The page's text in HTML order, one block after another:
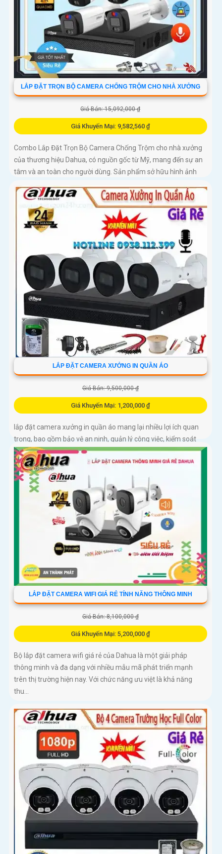
LẮP ĐẶT TRỌN BỘ CAMERA CHỐNG TRỘM CHO NHÀ XƯỞNG
Giá Bán: 15,092,000 ₫
Giá Khuyến Mại: 9,582,560 ₫
Combo Lắp Đặt Trọn Bộ Camera Chống Trộm cho nhà xưởng
của thương hiệu Dahua, có nguồn gốc từ Mỹ, mang đến sự an
tâm và an toàn cho người dùng. Sản phẩm sở hữu hình ảnh
quả
LẮP ĐẶT CAMERA XƯỞNG IN QUẦN ÁO
Giá Bán: 9,500,000 ₫
Giá Khuyến Mại: 1,200,000 ₫
lắp đặt camera xưởng in quần áo mang lại nhiều lợi ích quan
trọng, bao gồm bảo vệ an ninh, quản lý công việc, kiểm soát
chất lượng sản phẩm, bảo vệ nhân viên. Điều này giúp cải...
LẮP ĐẶT CAMERA WIFI GIÁ RẺ TÍNH NĂNG THÔNG MINH
Giá Bán: 8,100,000 ₫
Giá Khuyến Mại: 5,200,000 ₫
Bộ lắp đặt camera wifi giá rẻ của Dahua là một giải pháp
thông minh và đa dạng với nhiều mẫu mã phát triển mạnh
trên thị trường hiện nay. Với chức năng ưu việt là khả năng
thu...